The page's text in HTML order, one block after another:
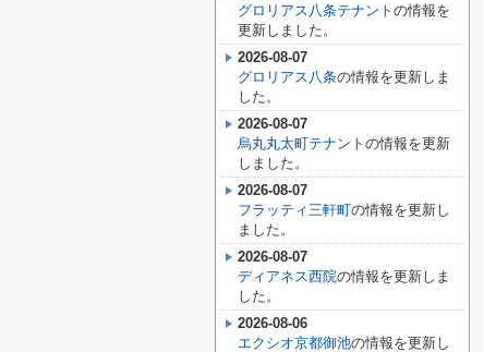
グロリアス八条テナント の情報を
更新しました。
2026-08-07
グロリアス八条の情報を更新しま
した。
2026-08-07
烏丸丸太町テナント の情報を更新
しました。
2026-08-07
フラッティ三軒町の情報を更新し
ました。
2026-08-07
ディアネス西院の情報を更新しま
した。
2026-08-06
エクシオ京都御池の情報を更新し